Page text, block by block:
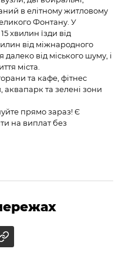
в елітному житловому
Фонтану. У
хвилин їзди від
від міжнародного
від міського шуму, і
міста.
та кафе, фітнес
аквапарк та зелені зони
прямо зараз! Є
на виплат без